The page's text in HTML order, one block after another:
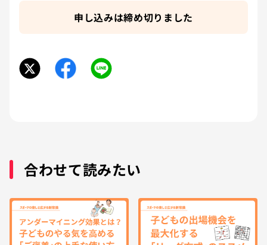
申し込みは締め切りました
合わせて読みたい